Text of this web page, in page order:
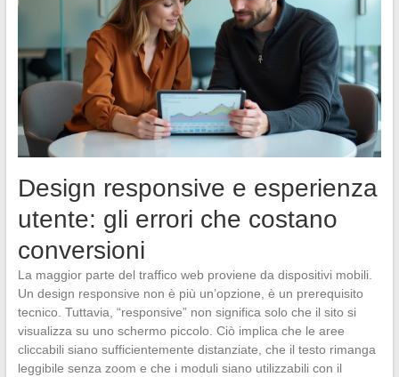
Design responsive e esperienza
utente: gli errori che costano
conversioni
La maggior parte del traffico web proviene da dispositivi mobili.
Un design responsive non è più un’opzione, è un prerequisito
tecnico. Tuttavia, “responsive” non significa solo che il sito si
visualizza su uno schermo piccolo. Ciò implica che le aree
cliccabili siano sufficientemente distanziate, che il testo rimanga
leggibile senza zoom e che i moduli siano utilizzabili con il